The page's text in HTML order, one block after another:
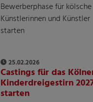
Bewerberphase für kölsche
Künstlerinnen und Künstler
starten
25.02.2026
Castings für das
Kinderdreigestirn
starten